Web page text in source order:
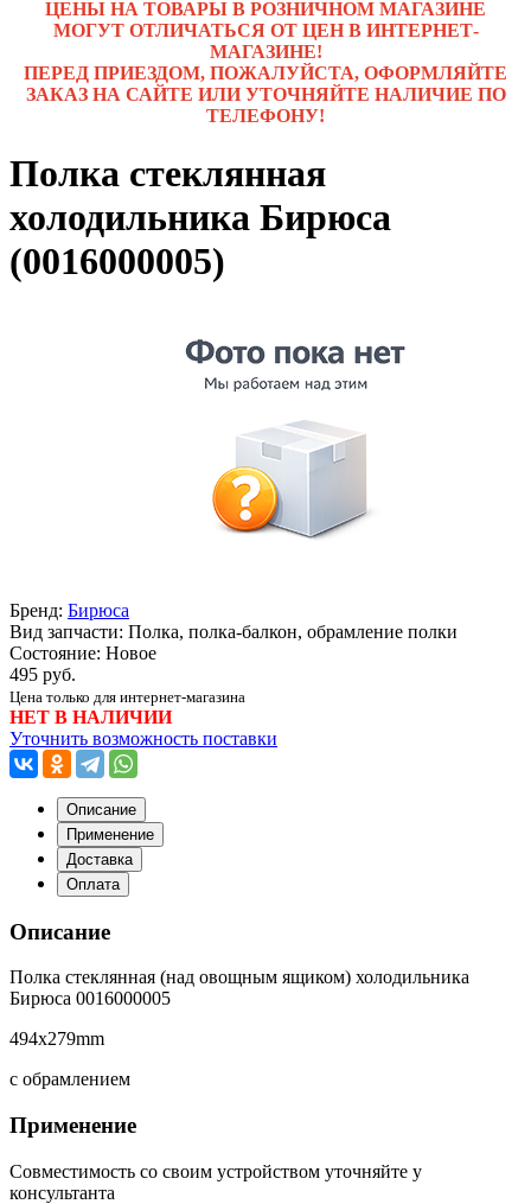
ЦЕНЫ НА ТОВАРЫ В РОЗНИЧНОМ МАГАЗИНЕ
МОГУТ ОТЛИЧАТЬСЯ ОТ ЦЕН В ИНТЕРНЕТ-
МАГАЗИНЕ!
ПЕРЕД ПРИЕЗДОМ, ПОЖАЛУЙСТА, ОФОРМЛЯЙТЕ
ЗАКАЗ НА САЙТЕ ИЛИ УТОЧНЯЙТЕ НАЛИЧИЕ ПО
ТЕЛЕФОНУ!
Полка стеклянная
холодильника Бирюса
(0016000005)
Бренд: Бирюса
Вид запчасти: Полка, полка-балкон, обрамление полки
Состояние: Новое
495 руб.
Цена только для интернет-магазина
НЕТ В НАЛИЧИИ
Уточнить возможность поставки
Описание
Применение
Доставка
Оплата
Описание
Полка стеклянная (над овощным ящиком) холодильника
Бирюса 0016000005
494x279mm
с обрамлением
Применение
Совместимость со своим устройством уточняйте у
консультанта